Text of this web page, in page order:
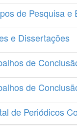
de Pesquisa e
e Dissertações
de
de
de Periódicos